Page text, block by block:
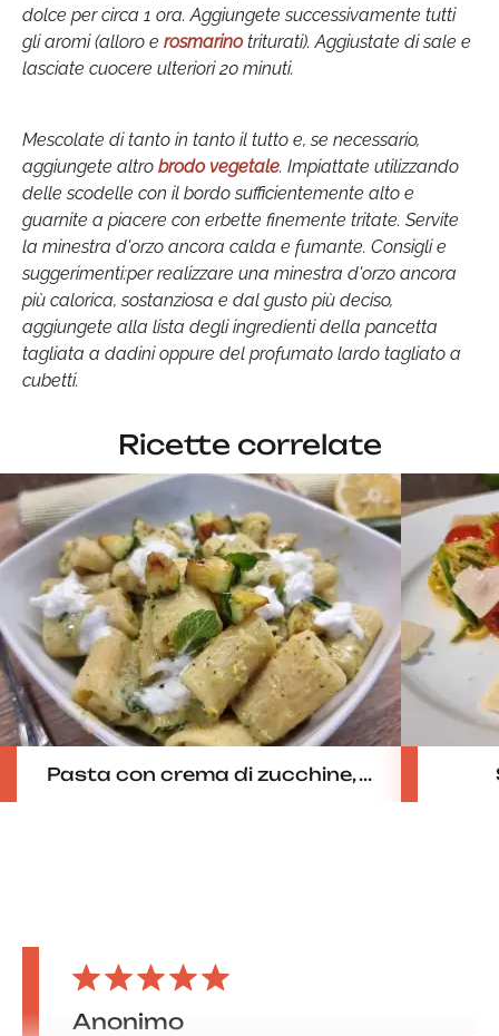
dolce per circa 1 ora. Aggiungete successivamente tutti
gli aromi (alloro e rosmarinotriturati). Aggiustate di sale e
lasciate cuocere ulteriori 20 minuti.
Mescolate di tanto in tanto il tutto e, se necessario,
aggiungete altro brodo vegetale. Impiattate utilizzando
delle scodelle con il bordo sufficientemente alto e
guarnite a piacere con erbette finemente tritate. Servite
la minestra d'orzo ancora calda e fumante. Consigli e
suggerimenti:per realizzare una minestra d'orzo ancora
più calorica, sostanziosa e dal gusto più deciso,
aggiungete alla lista degli ingredienti della pancetta
tagliata a dadini oppure del profumato lardo tagliato a
cubetti.
Ricette correlate
Pasta con crema di zucchine, ...
Anonimo